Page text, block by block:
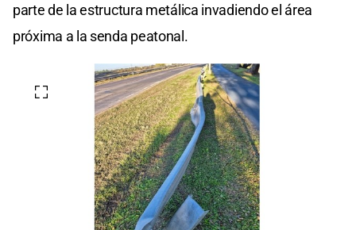
parte de la estructura metálica invadiendo el área
próxima a la senda peatonal.